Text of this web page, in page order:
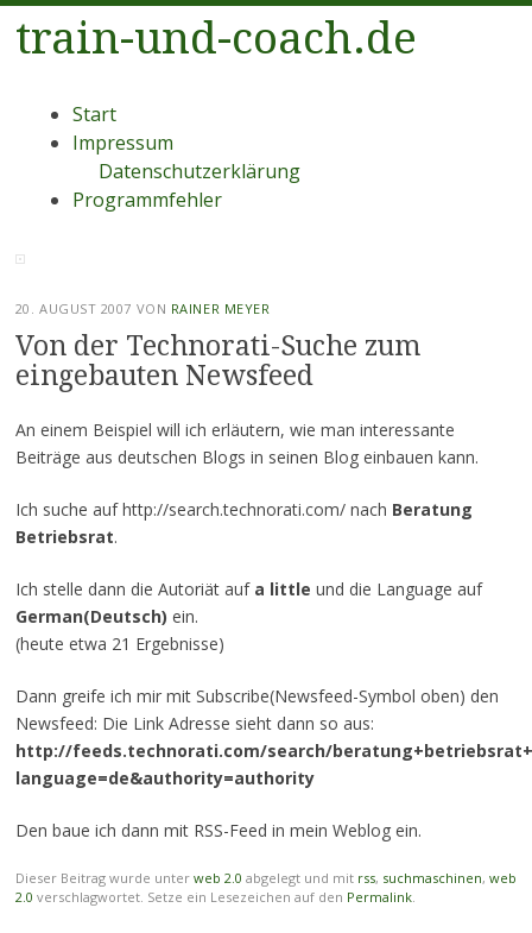
train-und-coach.de
Menü
Zum
Inhalt
Start
Impressum
Datenschutzerklärung
Programmfehler
20. AUGUST 2007 VON RAINER MEYER
Von der Technorati-Suche zum
eingebauten Newsfeed
An einem Beispiel will ich erläutern, wie man interessante
Beiträge aus deutschen Blogs in seinen Blog einbauen kann.
Ich suche auf http://search.technorati.com/ nach Beratung
Betriebsrat.
Ich stelle dann die Autoriät auf a little und die Language auf
German(Deutsch) ein.
(heute etwa 21 Ergebnisse)
Dann greife ich mir mit Subscribe(Newsfeed-Symbol oben) den
Newsfeed: Die Link Adresse sieht dann so aus:
http://feeds.technorati.com/search/
language=de&authority=authority
Den baue ich dann mit RSS-Feed in mein Weblog ein.
Dieser Beitrag wurde unter web 2.0 abgelegt und mit rss, suchmaschinen, web
2.0 verschlagwortet. Setze ein Lesezeichen auf den Permalink.